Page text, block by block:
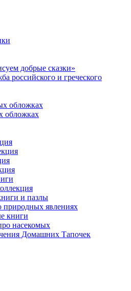
добрые сказки»
российского и греческого
обложках
обложках
и пазлы
природных явлениях
книги
насекомых
Домашних Тапочек